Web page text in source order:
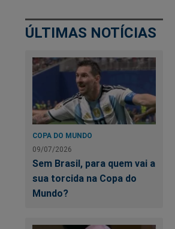
ÚLTIMAS NOTÍCIAS
COPA DO MUNDO
09/07/2026
Sem Brasil, para quem vai a
sua torcida na Copa do
Mundo?